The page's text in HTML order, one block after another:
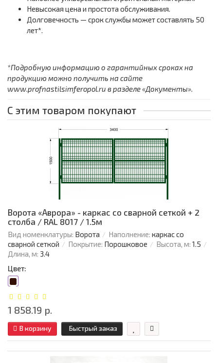
Невысокая цена и простота обслуживания.
Долговечность — срок службы может составлять 50
лет*.
*Подробную информацию о гарантийных сроках на
продукцию можно получить на сайте
www.profnastilsimferopol.ru в разделе «Документы».
С этим товаром покупают
Ворота «Аврора» - каркас со сварной сеткой + 2
столба / RAL 8017 / 1.5м
Вид номенклатуры: Ворота Наполнение: каркас со
сварной сеткой
Покрытие: Порошковое Высота, м: 1.5
Длина, м: 3.4
Цвет:
1 858.19 р.
В корзину Быстрый заказ